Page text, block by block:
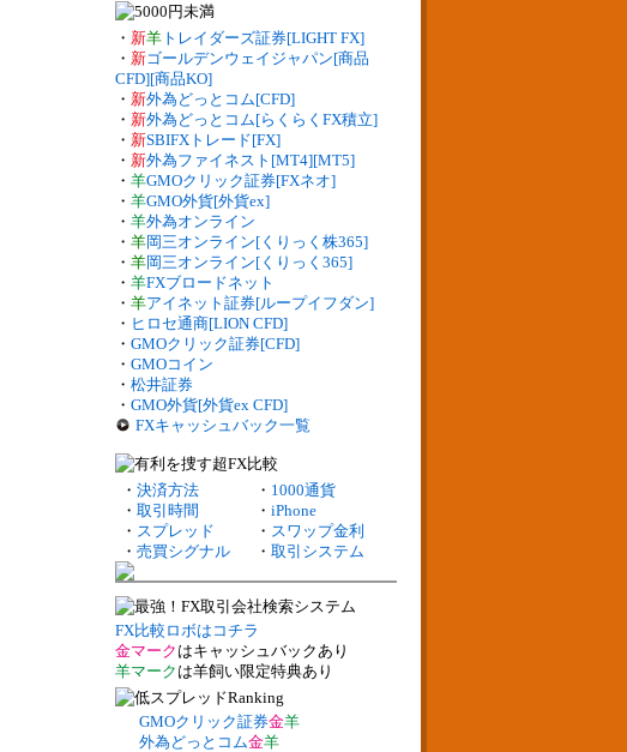
・ 新羊 トレイダーズ証券[LIGHT FX]
・ 新ゴールデンウェイジャパン[商品
CFD][商品KO]
・ 新外為どっとコム[CFD]
・ 新外為どっとコム[らくらくFX積立]
・ 新SBIFXトレード[FX]
・ 新外為ファイネスト[MT4][MT5]
・ 羊GMOクリック証券[FXネオ]
・ 羊GMO外貨[外貨ex]
・ 羊外為オンライン
・ 羊岡三オンライン[くりっく株365]
・ 羊岡三オンライン[くりっく365]
・ 羊FXブロードネット
・ 羊アイネット証券[ループイフダン]
・ ヒロセ通商[LION CFD]
・ GMOクリック証券[CFD]
・ GMOコイン
・ 松井証券
・ GMO外貨[外貨ex CFD]
FXキャッシュバック一覧
・ 決済方法 ・ 1000通貨
・ 取引時間 ・ iPhone
・ スプレッド ・ スワップ金利
・ 売買シグナル ・ 取引システム
FX比較ロボはコチラ
金マーク はキャッシュバックあり
羊マーク は羊飼い限定特典あり
GMOクリック証券金羊
外為どっとコム金羊